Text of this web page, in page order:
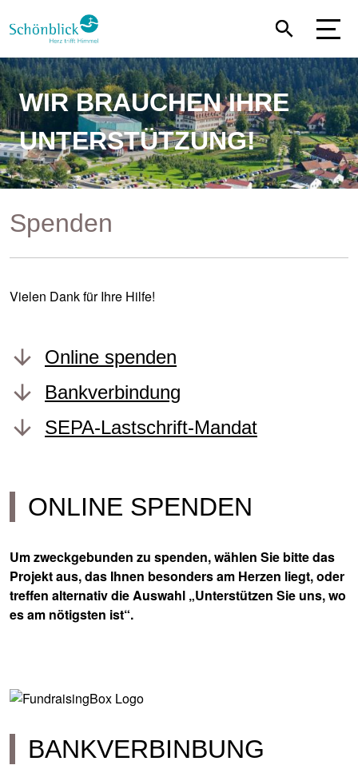
zum
WIR BRAUCHEN IHRE
UNTERSTÜTZUNG!
Spenden
Vielen Dank für Ihre Hilfe!
Online spenden
Bankverbindung
SEPA-Lastschrift-Mandat
ONLINE SPENDEN
Um zweckgebunden zu spenden, wählen Sie bitte das
Projekt aus, das Ihnen besonders am Herzen liegt, oder
treffen alternativ die Auswahl „Unterstützen Sie uns, wo
es am nötigsten ist“.
BANKVERBINBUNG